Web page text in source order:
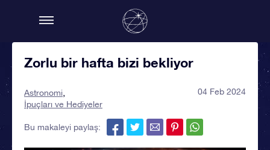
Zorlu bir hafta bizi bekliyor
Astronomi
İpuçları ve Hediyeler
04 Feb 2024
Bu makaleyi paylaş: